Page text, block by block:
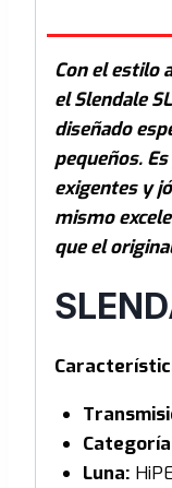
Con el estilo
el Slendale
diseñado
pequeños.
exigentes y
mismo
que el
Luna: